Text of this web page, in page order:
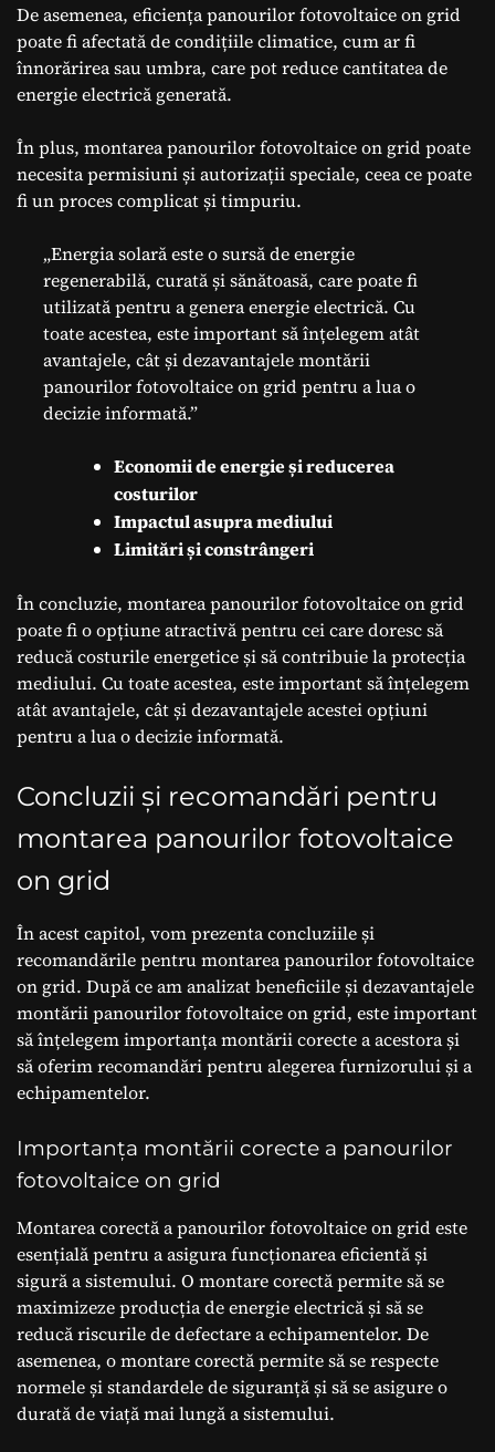
De asemenea, eficiența panourilor fotovoltaice on grid
poate fi afectată de condițiile climatice, cum ar fi
înnorărirea sau umbra, care pot reduce cantitatea de
energie electrică generată.
În plus, montarea panourilor fotovoltaice on grid poate
necesita permisiuni și autorizații speciale, ceea ce poate
fi un proces complicat și timpuriu.
„Energia solară este o sursă de energie
regenerabilă, curată și sănătoasă, care poate fi
utilizată pentru a genera energie electrică. Cu
toate acestea, este important să înțelegem atât
avantajele, cât și dezavantajele montării
panourilor fotovoltaice on grid pentru a lua o
decizie informată.”
Economii de energie și reducerea
costurilor
Impactul asupra mediului
Limitări și constrângeri
În concluzie, montarea panourilor fotovoltaice on grid
poate fi o opțiune atractivă pentru cei care doresc să
reducă costurile energetice și să contribuie la protecția
mediului. Cu toate acestea, este important să înțelegem
atât avantajele, cât și dezavantajele acestei opțiuni
pentru a lua o decizie informată.
Concluzii și recomandări pentru
montarea panourilor fotovoltaice
on grid
În acest capitol, vom prezenta concluziile și
recomandările pentru montarea panourilor fotovoltaice
on grid. După ce am analizat beneficiile și dezavantajele
montării panourilor fotovoltaice on grid, este important
să înțelegem importanța montării corecte a acestora și
să oferim recomandări pentru alegerea furnizorului și a
echipamentelor.
Importanța montării corecte a panourilor
fotovoltaice on grid
Montarea corectă a panourilor fotovoltaice on grid este
esențială pentru a asigura funcționarea eficientă și
sigură a sistemului. O montare corectă permite să se
maximizeze producția de energie electrică și să se
reducă riscurile de defectare a echipamentelor. De
asemenea, o montare corectă permite să se respecte
normele și standardele de siguranță și să se asigure o
durată de viață mai lungă a sistemului.